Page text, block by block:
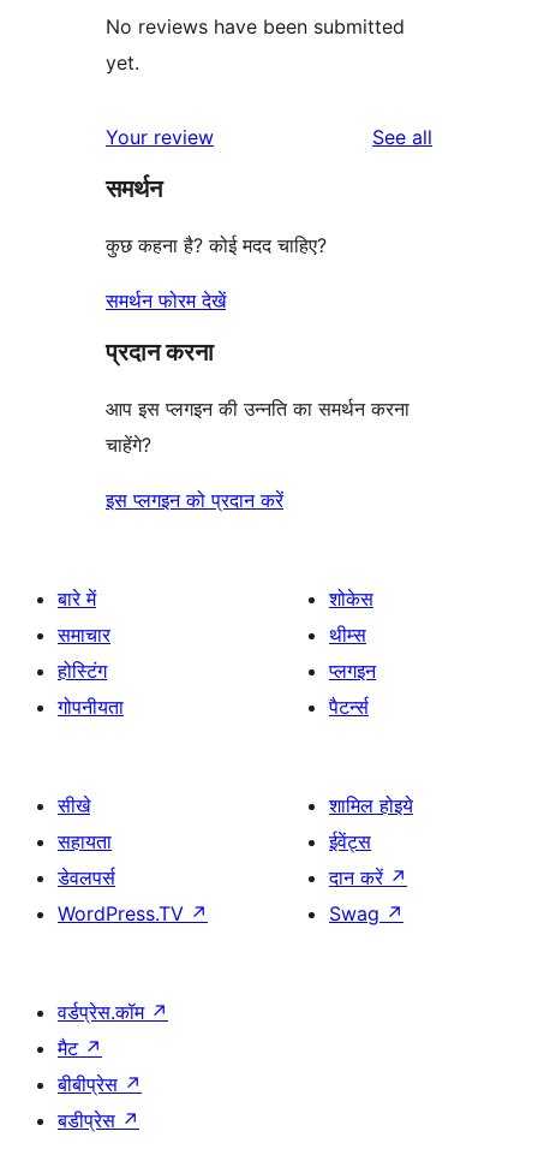
No reviews have been submitted
yet.
Your review See all
समर्थन
कुछ कहना है? कोई मदद चाहिए?
समर्थन फोरम देखें
प्रदान करना
आप इस प्लगइन की उन्नति का समर्थन करना
चाहेंगे?
इस प्लगइन को प्रदान करें
बारे में
समाचार
होस्टिंग
गोपनीयता
शोकेस
थीम्स
प्लगइन
पैटर्न्स
सीखे
सहायता
डेवलपर्स
WordPress.TV ↗
शामिल होइये
ईवेंट्स
दान करें ↗
Swag ↗
वर्डप्रेस.कॉम ↗
मैट ↗
बीबीप्रेस ↗
बडीप्रेस ↗